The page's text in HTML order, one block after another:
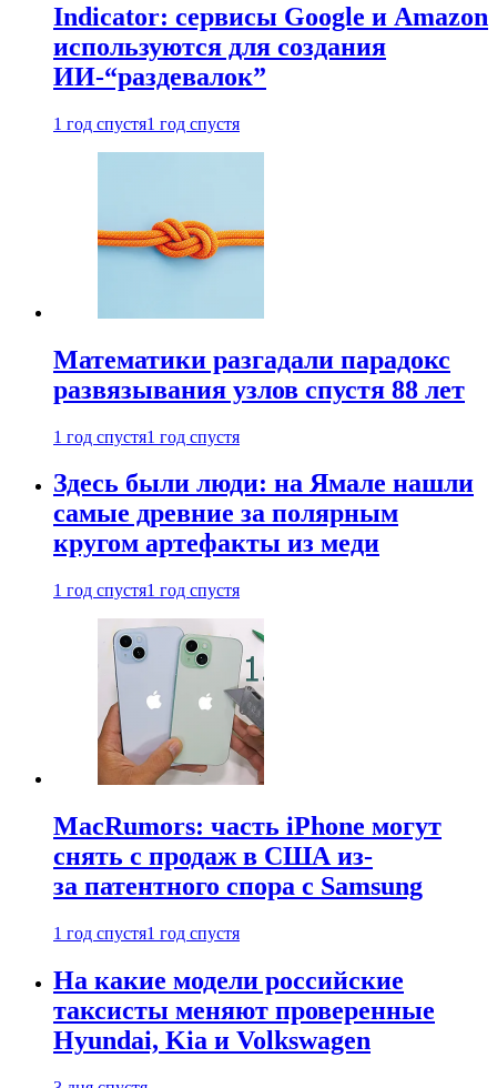
Indicator: сервисы Google и Amazon
используются для создания
ИИ-“раздевалок”
1 год спустя1 год спустя
Математики разгадали парадокс
развязывания узлов спустя 88 лет
1 год спустя1 год спустя
Здесь были люди: на Ямале нашли
самые древние за полярным
кругом артефакты из меди
1 год спустя1 год спустя
MacRumors: часть iPhone могут
снять с продаж в США из-
за патентного спора с Samsung
1 год спустя1 год спустя
На какие модели российские
таксисты меняют проверенные
Hyundai, Kia и Volkswagen